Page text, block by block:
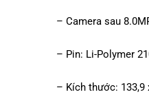
– Camera sau
– Pin: Li-Polymer
– Kích thước: 133,9